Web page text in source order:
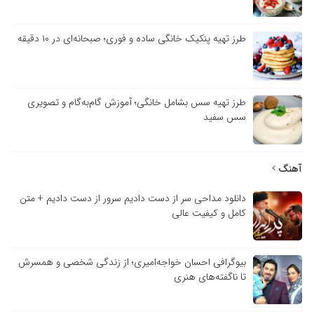
طرز تهیه پنکیک خانگی ساده و فوری؛ صبحانه‌ای در ۱۰ دقیقه
طرز تهیه سس بشامل خانگی؛ آموزش گام‌به‌گام و تصویری
سس سفید
آهنگ
دانلود مداحی سر از دست دادیم سرور از دست دادیم + متن
کامل و کیفیت عالی
بیوگرافی احسان خواجه‌امیری؛ از زندگی شخصی و همسرش
تا ناگفته‌های هنری